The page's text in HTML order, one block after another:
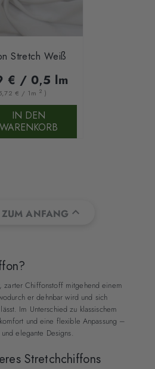
Stretch Weiß
€ / 0,5 lm
€ / 1m 2)
IN DEN
WARENKORB
ZUM ANFANG 
zarter Chiffonstoff mitgehend einem
er dehnbar wird und sich
Im Unterschied zu klassischem
und eine flexible Anpassung –
elegante Designs.
Stretchchiffons